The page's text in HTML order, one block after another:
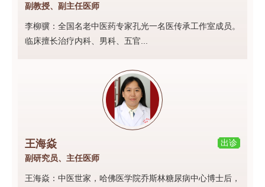
副教授、副主任医师
李柳骥：全国名老中医药专家孔光一名医传承工作室成员。
临床擅长治疗内科、男科、五官...
出诊
王海焱
副研究员、主任医师
王海焱：中医世家，哈佛医学院乔斯林糖尿病中心博士后，